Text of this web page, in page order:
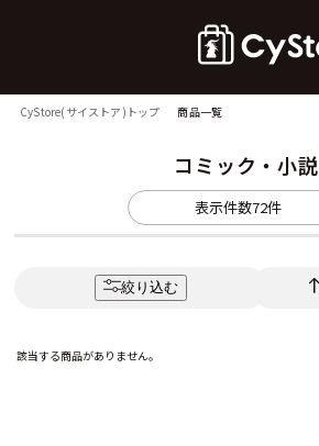
CyStore(サイストア)トップ 商品一覧
コミック・小説
表示件数72件
絞り込む
該当する商品がありません。